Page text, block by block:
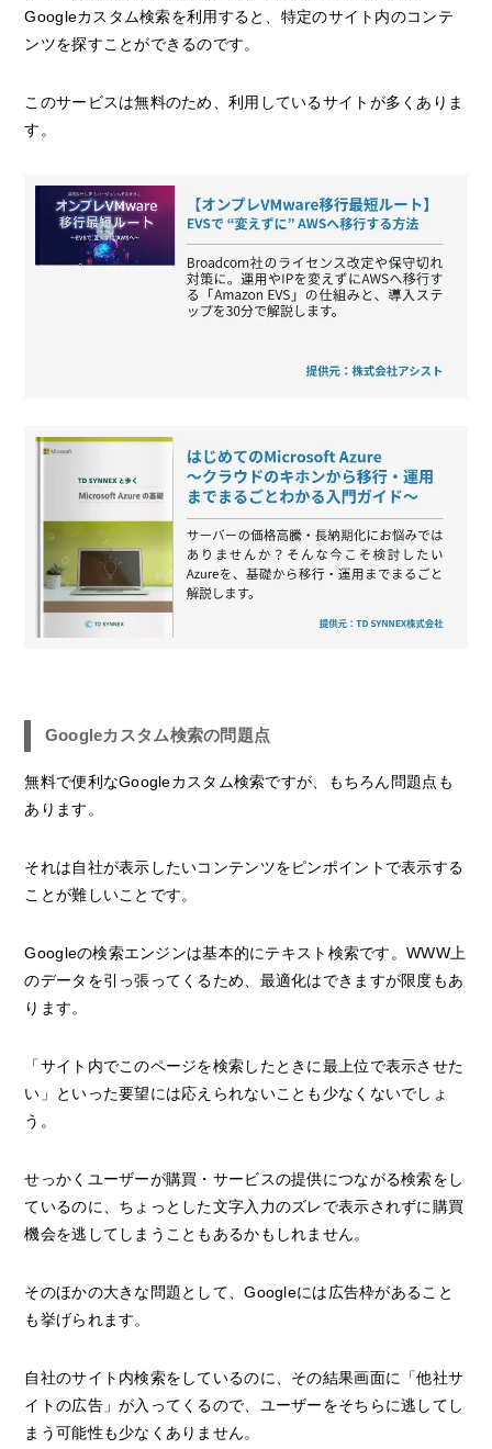
Googleカスタム検索を利用すると、特定のサイト内のコンテ
ンツを探すことができるのです。
このサービスは無料のため、利用しているサイトが多くありま
す。
Googleカスタム検索の問題点
無料で便利なGoogleカスタム検索ですが、もちろん問題点も
あります。
それは自社が表示したいコンテンツをピンポイントで表示する
ことが難しいことです。
Googleの検索エンジンは基本的にテキスト検索です。WWW上
のデータを引っ張ってくるため、最適化はできますが限度もあ
ります。
「サイト内でこのページを検索したときに最上位で表示させた
い」といった要望には応えられないことも少なくないでしょ
う。
せっかくユーザーが購買・サービスの提供につながる検索をし
ているのに、ちょっとした文字入力のズレで表示されずに購買
機会を逃してしまうこともあるかもしれません。
そのほかの大きな問題として、Googleには広告枠があること
も挙げられます。
自社のサイト内検索をしているのに、その結果画面に「他社サ
イトの広告」が入ってくるので、ユーザーをそちらに逃してし
まう可能性も少なくありません。